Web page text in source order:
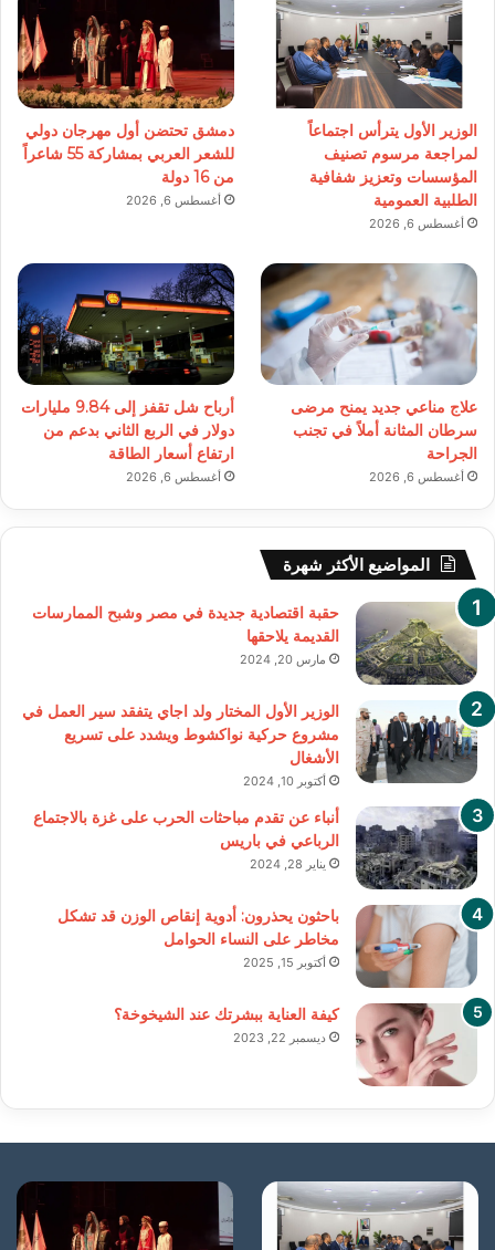
الوزير الأول يترأس اجتماعاً
لمراجعة مرسوم تصنيف
المؤسسات وتعزيز شفافية
الطلبية العمومية
أغسطس 6, 2026
دمشق تحتضن أول مهرجان دولي
للشعر العربي بمشاركة 55 شاعراً
من 16 دولة
أغسطس 6, 2026
علاج مناعي جديد يمنح مرضى
سرطان المثانة أملاً في تجنب
الجراحة
أغسطس 6, 2026
أرباح شل تقفز إلى 9.84 مليارات
دولار في الربع الثاني بدعم من
ارتفاع أسعار الطاقة
أغسطس 6, 2026
المواضيع الأكثر شهرة
حقبة اقتصادية جديدة في مصر وشبح الممارسات
القديمة يلاحقها
مارس 20, 2024
الوزير الأول المختار ولد اجاي يتفقد سير العمل في
مشروع حركية نواكشوط ويشدد على تسريع
الأشغال
أكتوبر 10, 2024
أنباء عن تقدم مباحثات الحرب على غزة بالاجتماع
الرباعي في باريس
يناير 28, 2024
باحثون يحذرون: أدوية إنقاص الوزن قد تشكل
مخاطر على النساء الحوامل
أكتوبر 15, 2025
كيفة العناية ببشرتك عند الشيخوخة؟
ديسمبر 22, 2023